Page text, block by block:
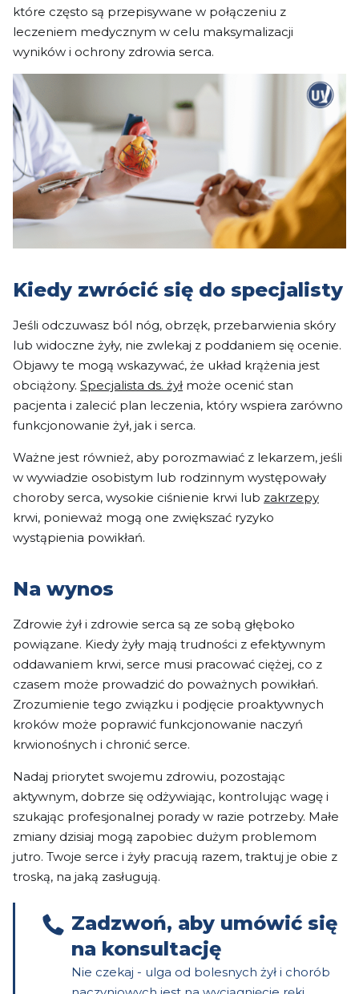
które często są przepisywane w połączeniu z
leczeniem medycznym w celu maksymalizacji
wyników i ochrony zdrowia serca.
Kiedy zwrócić się do specjalisty
Jeśli odczuwasz ból nóg, obrzęk, przebarwienia skóry
lub widoczne żyły, nie zwlekaj z poddaniem się ocenie.
Objawy te mogą wskazywać, że układ krążenia jest
obciążony. Specjalista ds. żył może ocenić stan
pacjenta i zalecić plan leczenia, który wspiera zarówno
funkcjonowanie żył, jak i serca.
Ważne jest również, aby porozmawiać z lekarzem, jeśli
w wywiadzie osobistym lub rodzinnym występowały
choroby serca, wysokie ciśnienie krwi lub zakrzepy
krwi, ponieważ mogą one zwiększać ryzyko
wystąpienia powikłań.
Na wynos
Zdrowie żył i zdrowie serca są ze sobą głęboko
powiązane. Kiedy żyły mają trudności z efektywnym
oddawaniem krwi, serce musi pracować ciężej, co z
czasem może prowadzić do poważnych powikłań.
Zrozumienie tego związku i podjęcie proaktywnych
kroków może poprawić funkcjonowanie naczyń
krwionośnych i chronić serce.
Nadaj priorytet swojemu zdrowiu, pozostając
aktywnym, dobrze się odżywiając, kontrolując wagę i
szukając profesjonalnej porady w razie potrzeby. Małe
zmiany dzisiaj mogą zapobiec dużym problemom
jutro. Twoje serce i żyły pracują razem, traktuj je obie z
troską, na jaką zasługują.
Zadzwoń, aby umówić się
na konsultację
Nie czekaj - ulga od bolesnych żył i chorób